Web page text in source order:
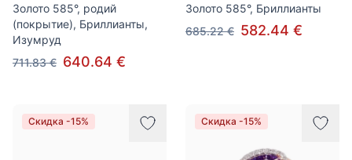
Золото 585°, родий
(покрытие), Бриллианты,
Изумруд
711.83 € 640.64 €
Золото 585°, Бриллианты
685.22 € 582.44 €
Скидка -15% Скидка -15%